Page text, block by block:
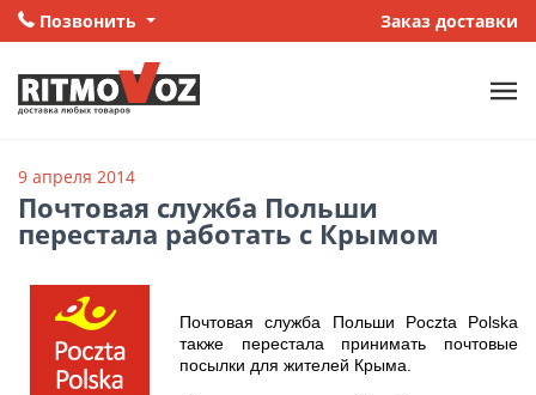
Позвонить Заказ доставки
9 апреля 2014
Почтовая служба Польши
перестала работать с Крымом
Почтовая служба Польши Poczta Polska
также перестала принимать почтовые
посылки для жителей Крыма.